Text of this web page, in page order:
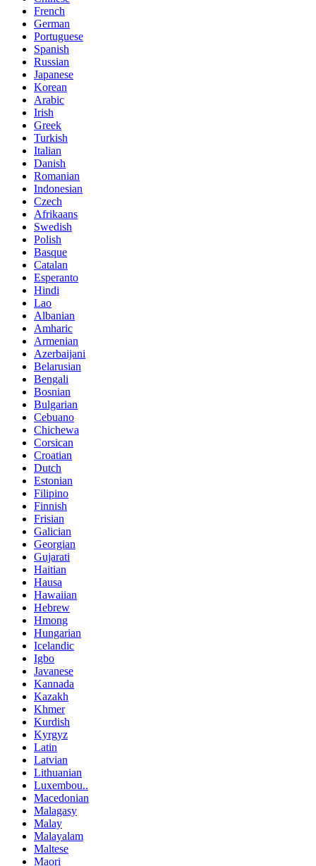
French
German
Portuguese
Spanish
Russian
Japanese
Korean
Arabic
Irish
Greek
Turkish
Italian
Danish
Romanian
Indonesian
Czech
Afrikaans
Swedish
Polish
Basque
Catalan
Esperanto
Hindi
Lao
Albanian
Amharic
Armenian
Azerbaijani
Belarusian
Bengali
Bosnian
Bulgarian
Cebuano
Chichewa
Corsican
Croatian
Dutch
Estonian
Filipino
Finnish
Frisian
Galician
Georgian
Gujarati
Haitian
Hausa
Hawaiian
Hebrew
Hmong
Hungarian
Icelandic
Igbo
Javanese
Kannada
Kazakh
Khmer
Kurdish
Kyrgyz
Latin
Latvian
Lithuanian
Luxembou..
Macedonian
Malagasy
Malay
Malayalam
Maltese
Maori